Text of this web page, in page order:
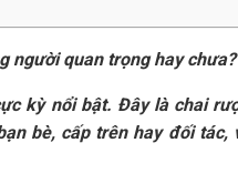
người quan trọng hay chưa?
kỳ nổi bật. Đây là chai
bè, cấp trên hay đối tác,